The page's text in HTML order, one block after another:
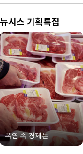
뉴시스 기획특집
폭염 속 경제는